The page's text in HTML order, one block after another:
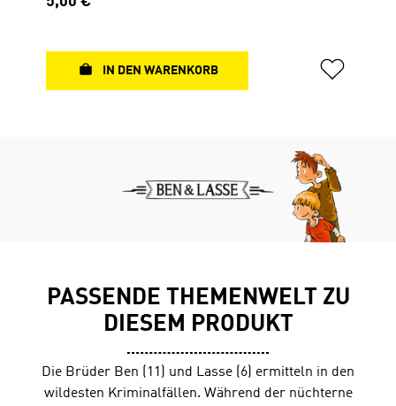
Stadtgefängnis und wird zu einem spannenden Fall für
Primus (ausgezeichnet mit dem deutschen
IN DEN WARENKORB
PASSENDE THEMENWELT ZU
DIESEM PRODUKT
Die Brüder Ben (11) und Lasse (6) ermitteln in den
wildesten Kriminalfällen. Während der nüchterne